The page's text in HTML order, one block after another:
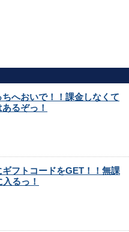
へおいで！！課金しなくて
るぞっ！
フトコードをGET！！無課
るっ！